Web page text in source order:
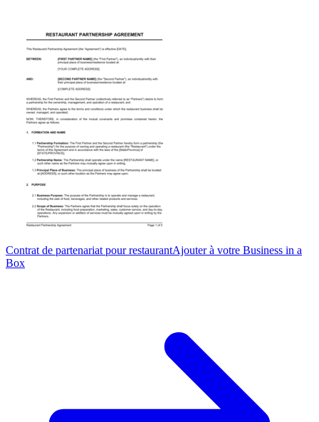
Contrat de partenariat pour restaurantAjouter à votre Business in a
Box